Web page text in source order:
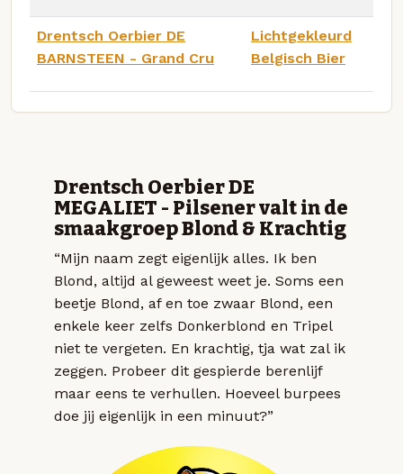
Drentsch Oerbier DE
BARNSTEEN - Grand Cru
Lichtgekleurd
Belgisch Bier
Drentsch Oerbier DE
MEGALIET - Pilsener valt in de
smaakgroep Blond & Krachtig
“Mijn naam zegt eigenlijk alles. Ik ben
Blond, altijd al geweest weet je. Soms een
beetje Blond, af en toe zwaar Blond, een
enkele keer zelfs Donkerblond en Tripel
niet te vergeten. En krachtig, tja wat zal ik
zeggen. Probeer dit gespierde berenlijf
maar eens te verhullen. Hoeveel burpees
doe jij eigenlijk in een minuut?”